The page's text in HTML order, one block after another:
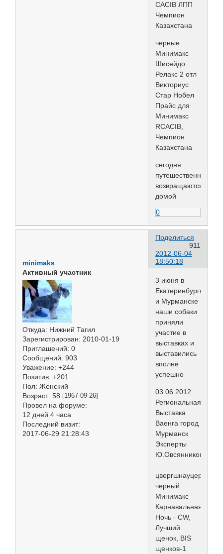
CACIB ЛПП
Чемпион
Казахстана
черные
Минимакс
Шисейдо
Релакс 2 отл
Викториус
Стар Нобел
Прайс для
Минимакс
RCACIB,
Чемпион
Казахстана
сегодня
путешественницы
возвращаются
домой
0
Поделиться
911
2012-06-04
18:50:18
minimaks
Активный участник
Откуда: Нижний Тагил
Зарегистрирован: 2010-01-19
Приглашений: 0
Сообщений: 903
Уважение: +244
Позитив: +201
Пол: Женский
Возраст: 58 [1967-09-26]
Провел на форуме:
12 дней 4 часа
Последний визит:
2017-06-29 21:28:43
3 июня в
Екатеринбурге
и Мурманске
наши собаки
приняли
участие в
выставках и
выставились
вполне
успешно
03.06.2012
Региональная
Выставка
Ваенга город
Мурманск
Эксперты
Ю.Овсянникова
цвергшнауцер
черный
Минимакс
Карнавальная
Ночь - CW,
Лучший
щенок, BIS
щенков-1